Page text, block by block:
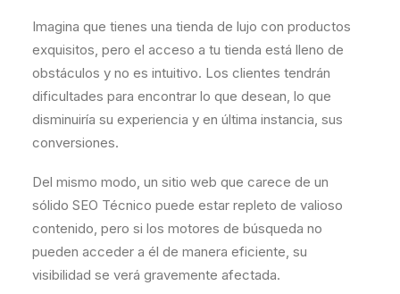
Imagina que tienes una tienda de lujo con productos
exquisitos, pero el acceso a tu tienda está lleno de
obstáculos y no es intuitivo. Los clientes tendrán
dificultades para encontrar lo que desean, lo que
disminuiría su experiencia y en última instancia, sus
conversiones.
Del mismo modo, un sitio web que carece de un
sólido SEO Técnico puede estar repleto de valioso
contenido, pero si los motores de búsqueda no
pueden acceder a él de manera eficiente, su
visibilidad se verá gravemente afectada.